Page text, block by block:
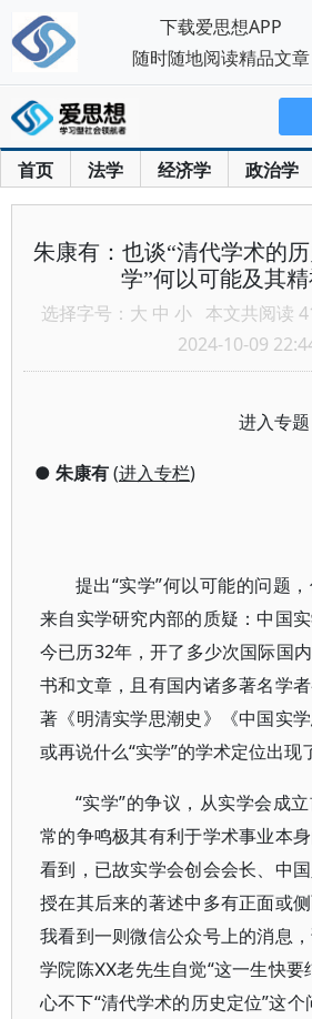
首页 法学 经济学 政治学
朱康有：也谈“清代学术的
学”何以可能及其
选择字号： 大 中 小 本文共阅读
2024-10-09
进入专
● 朱康有(进入专栏)
提出“实学”何以可能的问题
来自实学研究内部的质疑：中国
今已历32年，开了多少次国际国
书和文章，且有国内诸多著名学
著《明清实学思潮史》《中国实
或再说什么“实学”的学术定位出现
“实学”的争议，从实学会成
常的争鸣极其有利于学术事业本
看到，已故实学会创会会长、中
授在其后来的著述中多有正面或
我看到一则微信公众号上的消息
学院陈ⅩⅩ老先生自觉“这一生快要
心不下“清代学术的历史定位”这
下载爱思想APP
随时随地阅读精品文章